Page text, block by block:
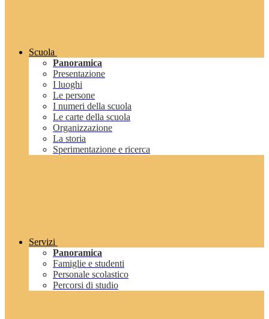
Scuola
Panoramica
Presentazione
I luoghi
Le persone
I numeri della scuola
Le carte della scuola
Organizzazione
La storia
Sperimentazione e ricerca
Servizi
Panoramica
Famiglie e studenti
Personale scolastico
Percorsi di studio